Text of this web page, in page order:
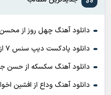
دانلود آهنگ چهل روز از
دانلود پادکست ديپ سنس ۷ از اميد فستيوال
دانلود آهنگ سکسکه از حسن
دانلود آهنگ وداع از افشين